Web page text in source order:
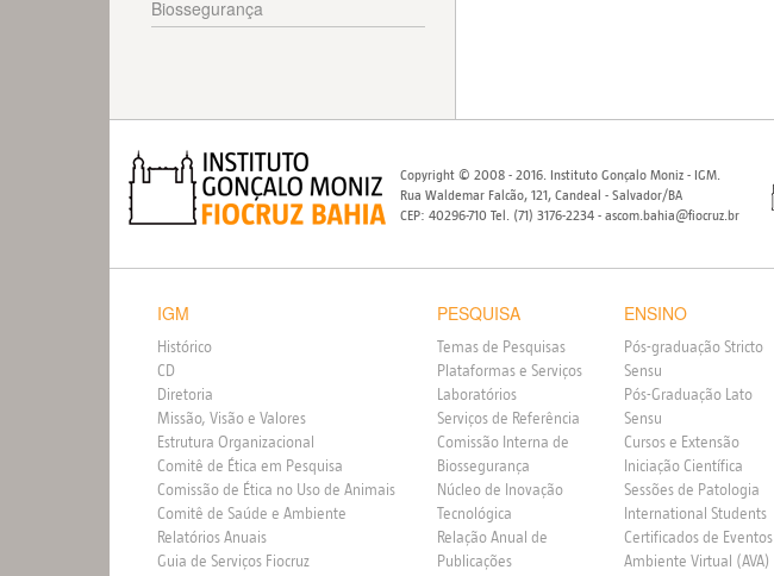
Biossegurança
Copyright © 2008 - 2016. Instituto Gonçalo Moniz - IGM.
Rua Waldemar Falcão, 121, Candeal - Salvador/BA
CEP: 40296-710 Tel. (71) 3176-2234 - ascom.bahia@fiocruz.br
IGM
Histórico
CD
Diretoria
Missão, Visão e Valores
Estrutura Organizacional
Comitê de Ética em Pesquisa
Comissão de Ética no Uso de Animais
Comitê de Saúde e Ambiente
Relatórios Anuais
Guia de Serviços Fiocruz
PESQUISA
Temas de Pesquisas
Plataformas e Serviços
Laboratórios
Serviços de Referência
Comissão Interna de
Biossegurança
Núcleo de Inovação
Tecnológica
Relação Anual de
Publicações
ENSINO
Pós-graduação Stricto
Sensu
Pós-Graduação Lato
Sensu
Cursos e Extensão
Iniciação Científica
Sessões de Patologia
International Students
Certificados de Eventos
Ambiente Virtual (AVA)